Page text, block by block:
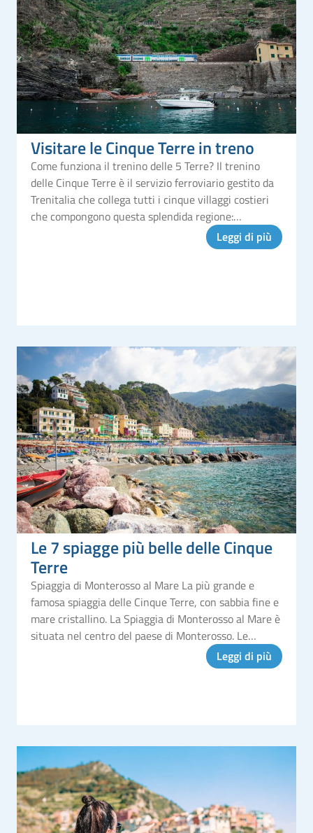
Visitare le Cinque Terre in treno
Come funziona il trenino delle 5 Terre? Il trenino
delle Cinque Terre è il servizio ferroviario gestito da
Trenitalia che collega tutti i cinque villaggi costieri
che compongono questa splendida regione:
Monterosso al Mare, Vernazza, Corniglia, Manarola e
Leggi di più
Le 7 spiagge più belle delle Cinque
Terre
Spiaggia di Monterosso al Mare La più grande e
famosa spiaggia delle Cinque Terre, con sabbia fine e
mare cristallino. La Spiaggia di Monterosso al Mare è
situata nel centro del paese di Monterosso. Le
numerose strutture turistiche come bar, ristoranti e
Leggi di più